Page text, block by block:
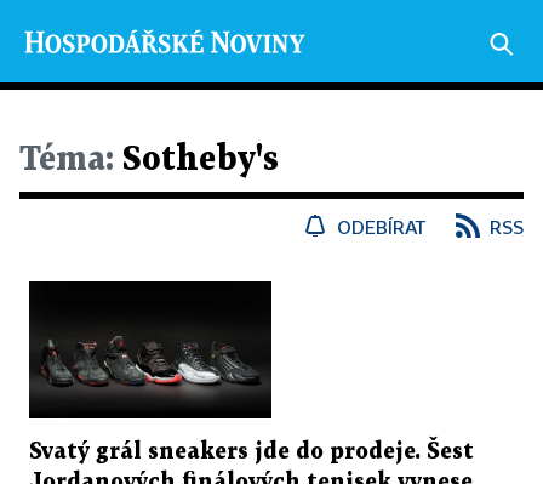
Téma: Sotheby's
ODEBÍRAT RSS
Svatý grál sneakers jde do prodeje. Šest